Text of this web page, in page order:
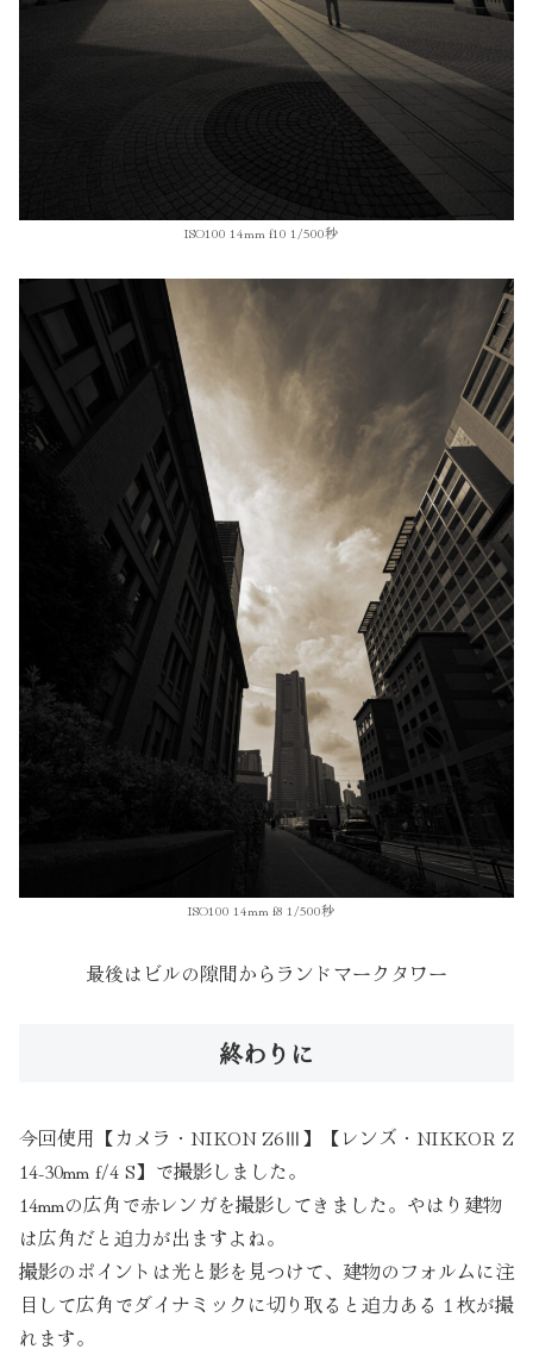
ISO100 14mm f10 1/500秒
ISO100 14mm f8 1/500秒
最後はビルの隙間からランドマークタワー
終わりに
今回使用【カメラ・NIKON Z6Ⅲ】【レンズ・NIKKOR Z
14-30mm f/4 S】で撮影しました。
14mmの広角で赤レンガを撮影してきました。やはり建物
は広角だと迫力が出ますよね。
撮影のポイントは光と影を見つけて、建物のフォルムに注
目して広角でダイナミックに切り取ると迫力ある１枚が撮
れます。